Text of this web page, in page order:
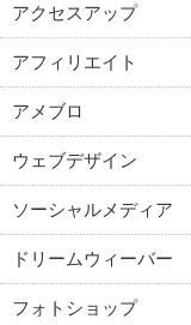
アクセスアップ
アフィリエイト
アメブロ
ウェブデザイン
ソーシャルメディア
ドリームウィーバー
フォトショップ